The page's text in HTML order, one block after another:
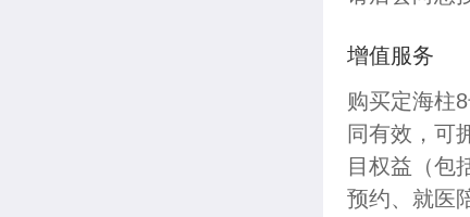
增值服务
购买定海柱
同有效，可
目权益（包
预约、就医